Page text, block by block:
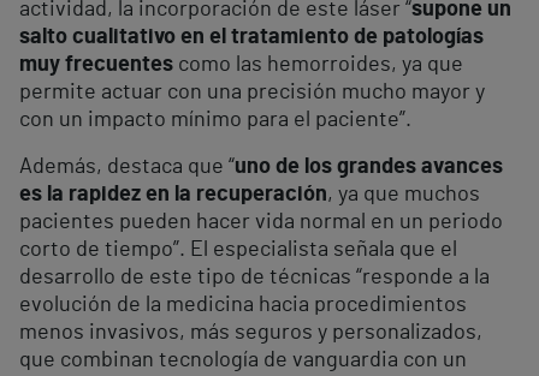
actividad, la incorporación de este láser “supone un
salto cualitativo en el tratamiento de patologías
muy frecuentes como las hemorroides, ya que
permite actuar con una precisión mucho mayor y
con un impacto mínimo para el paciente”.
Además, destaca que “uno de los grandes avances
es la rapidez en la recuperación, ya que muchos
pacientes pueden hacer vida normal en un periodo
corto de tiempo”. El especialista señala que el
desarrollo de este tipo de técnicas “responde a la
evolución de la medicina hacia procedimientos
menos invasivos, más seguros y personalizados,
que combinan tecnología de vanguardia con un